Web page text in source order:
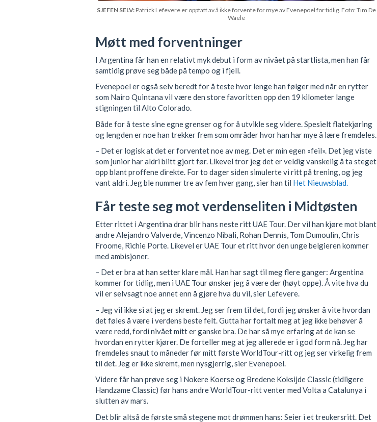
SJEFEN SELV:Patrick Lefevere er opptatt av å ikke forvente for mye av Evenepoel for tidlig. Foto: Tim De
Waele
Møtt med forventninger
I Argentina får han en relativt myk debut i form av nivået på startlista, men han får
samtidig prøve seg både på tempo og i fjell.
Evenepoel er også selv beredt for å teste hvor lenge han følger med når en rytter
som Nairo Quintana vil være den store favoritten opp den 19 kilometer lange
stigningen til Alto Colorado.
Både for å teste sine egne grenser og for å utvikle seg videre. Spesielt flatekjøring
og lengden er noe han trekker frem som områder hvor han har mye å lære fremdeles.
– Det er logisk at det er forventet noe av meg. Det er min egen «feil». Det jeg viste
som junior har aldri blitt gjort før. Likevel tror jeg det er veldig vanskelig å ta steget
opp blant proffene direkte. For to dager siden simulerte vi ritt på trening, og jeg
vant aldri. Jeg ble nummer tre av fem hver gang, sier han til Het Nieuwsblad.
Får teste seg mot verdenseliten i Midtøsten
Etter rittet i Argentina drar blir hans neste ritt UAE Tour. Der vil han kjøre mot blant
andre Alejandro Valverde, Vincenzo Nibali, Rohan Dennis, Tom Dumoulin, Chris
Froome, Richie Porte. Likevel er UAE Tour et ritt hvor den unge belgieren kommer
med ambisjoner.
– Det er bra at han setter klare mål. Han har sagt til meg flere ganger: Argentina
kommer for tidlig, men i UAE Tour ønsker jeg å være der (høyt oppe). Å vite hva du
vil er selvsagt noe annet enn å gjøre hva du vil, sier Lefevere.
– Jeg vil ikke si at jeg er skremt. Jeg ser frem til det, fordi jeg ønsker å vite hvordan
det føles å være i verdens beste felt. Gutta har fortalt meg at jeg ikke behøver å
være redd, fordi nivået mitt er ganske bra. De har så mye erfaring at de kan se
hvordan en rytter kjører. De forteller meg at jeg allerede er i god form nå. Jeg har
fremdeles snaut to måneder før mitt første WorldTour-ritt og jeg ser virkelig frem
til det. Jeg er ikke skremt, men nysgjerrig, sier Evenepoel.
Videre får han prøve seg i Nokere Koerse og Bredene Koksijde Classic (tidligere
Handzame Classic) før hans andre WorldTour-ritt venter med Volta a Catalunya i
slutten av mars.
Det blir altså de første små stegene mot drømmen hans: Seier i et treukersritt. Det